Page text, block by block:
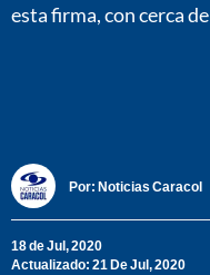
esta firma, con cerca
Por: Noticias Caracol
18 de Jul, 2020
Actualizado: 21 De Jul, 2020